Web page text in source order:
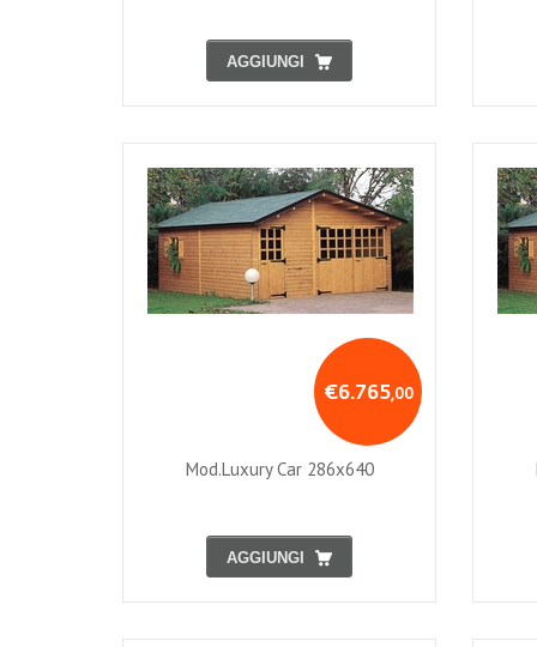
AGGIUNGI
€6.765,00
Mod.luxury Car 286x640
AGGIUNGI